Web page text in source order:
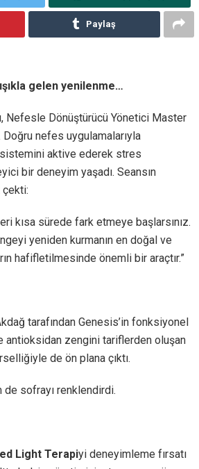
Paylaş
gelen yenilenme…
Nefesle Dönüştürücü Yönetici Master
nefes uygulamalarıyla
aktive ederek stres
bir deneyim yaşadı. Seansın
çekti:
kısa sürede fark etmeye başlarsınız.
yeniden kurmanın en doğal ve
hafifletilmesinde önemli bir araçtır.”
tarafından Genesis’in fonksiyonel
antioksidan zengini tariflerden oluşan
de ön plana çıktı.
de sofrayı renklendirdi.
Light Terapiyi deneyimleme fırsatı